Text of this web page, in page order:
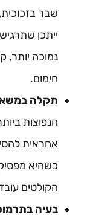
שבר
ייתכן
נמוכה יותר,
חימום.
תקלה
הנפוצות
אחראית
כשהיא
הקולטים
בעיה